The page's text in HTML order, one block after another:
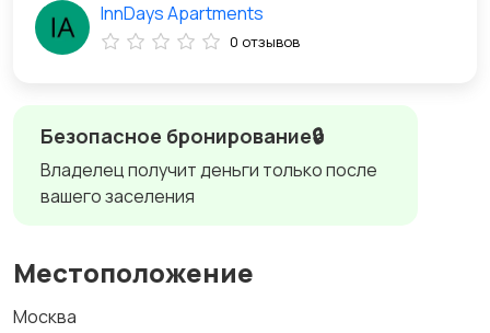
Безопасное бронирование🔒
Владелец получит деньги только после
вашего заселения
Местоположение
Москва
InnDays Apartments
0 отзывов